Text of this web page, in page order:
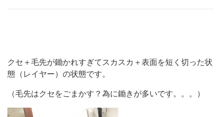
クセ＋毛先が鋤かれすぎてスカスカ＋表面を短く切った状
態（レイヤー）の状態です。
（毛先はクセをごまかす？為に鋤きが多いです。。。）